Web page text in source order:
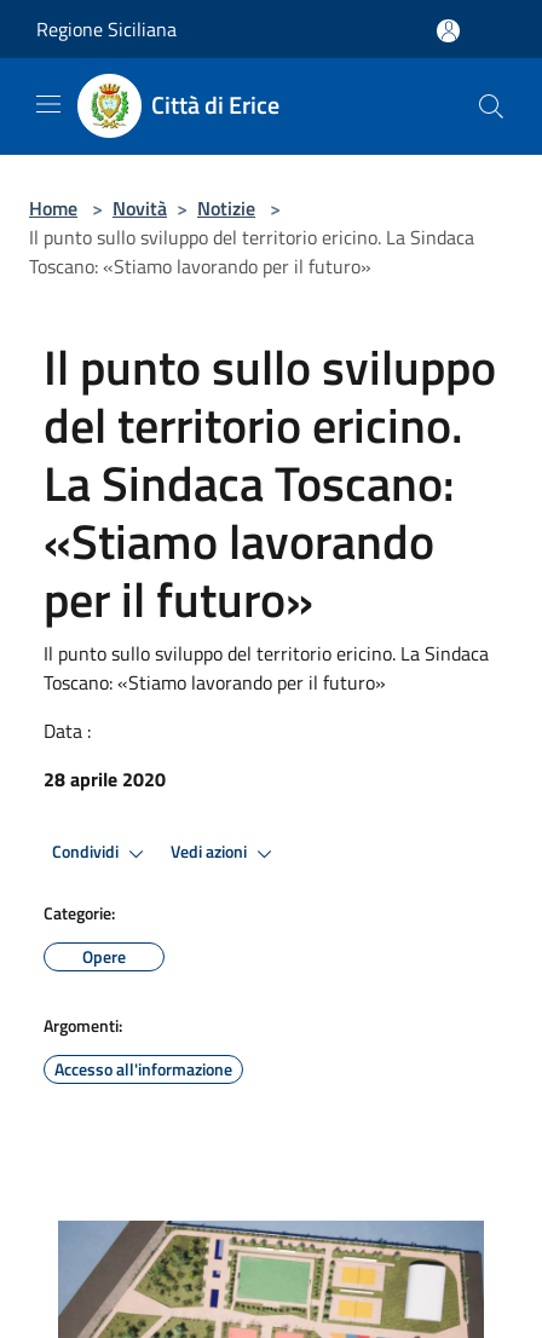
Regione Siciliana
Città di Erice
Home > Novità > Notizie >
Il punto sullo sviluppo del territorio ericino. La Sindaca
Toscano: «Stiamo lavorando per il futuro»
Il punto sullo sviluppo
del territorio ericino.
La Sindaca Toscano:
«Stiamo lavorando
per il futuro»
Il punto sullo sviluppo del territorio ericino. La Sindaca
Toscano: «Stiamo lavorando per il futuro»
Data :
28 aprile 2020
Condividi Vedi azioni
Categorie:
Opere
Argomenti:
Accesso all'informazione